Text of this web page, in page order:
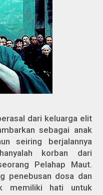
dari keluarga elit
sebagai anak
seiring berjalannya
korban dari
Pelahap Maut.
penebusan dosa dan
memiliki hati untuk